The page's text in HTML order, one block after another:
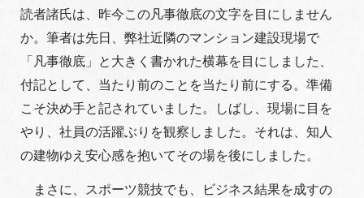
読者諸氏は、昨今この凡事徹底の文字を目にしません
か。筆者は先日、弊社近隣のマンション建設現場で
「凡事徹底」と大きく書かれた横幕を目にしました、
付記として、当たり前のことを当たり前にする。準備
こそ決め手と記されていました。しばし、現場に目を
やり、社員の活躍ぶりを観察しました。それは、知人
の建物ゆえ安心感を抱いてその場を後にしました。
まさに、スポーツ競技でも、ビジネス結果を成すの